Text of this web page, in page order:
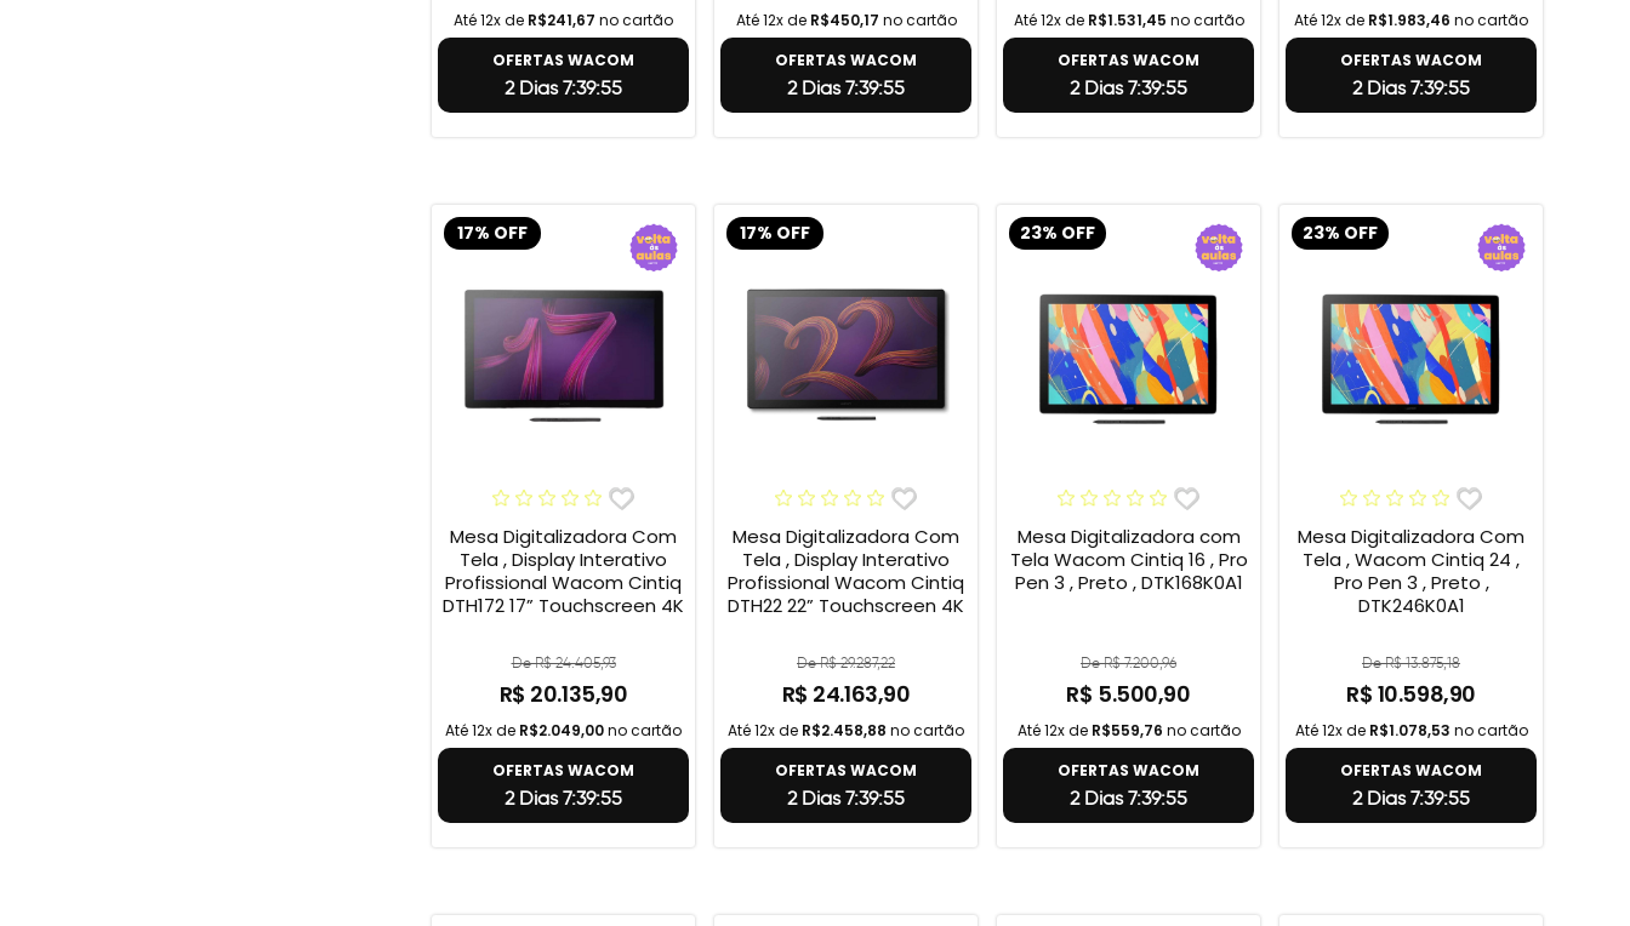
Até 12x de R$241,67 no cartão
OFERTAS WACOM
2 Dias 7:39:54
Até 12x de R$450,17 no cartão
OFERTAS WACOM
2 Dias 7:39:54
Até 12x de R$1.531,45 no cartão
OFERTAS WACOM
2 Dias 7:39:54
Até 12x de R$1.983,46 no cartão
OFERTAS WACOM
2 Dias 7:39:54
17% OFF
Mesa Digitalizadora Com
Tela , Display Interativo
Profissional Wacom Cintiq
DTH172 17” Touchscreen 4K
De R$ 24.405,93
R$ 20.135,90
Até 12x de R$2.049,00no cartão
OFERTAS WACOM
2 Dias 7:39:54
17% OFF
Mesa Digitalizadora Com
Tela , Display Interativo
Profissional Wacom Cintiq
DTH22 22” Touchscreen 4K
De R$ 29.287,22
R$ 24.163,90
Até 12x de R$2.458,88 no cartão
OFERTAS WACOM
2 Dias 7:39:54
23% OFF
Mesa Digitalizadora com
Tela Wacom Cintiq 16 , Pro
Pen 3 , Preto , DTK168K0A1
De R$ 7.200,96
R$ 5.500,90
Até 12x de R$559,76 no cartão
OFERTAS WACOM
2 Dias 7:39:54
23% OFF
Mesa Digitalizadora Com
Tela , Wacom Cintiq 24 ,
Pro Pen 3 , Preto ,
DTK246K0A1
De R$ 13.875,18
R$ 10.598,90
Até 12x de R$1.078,53 no cartão
OFERTAS WACOM
2 Dias 7:39:54